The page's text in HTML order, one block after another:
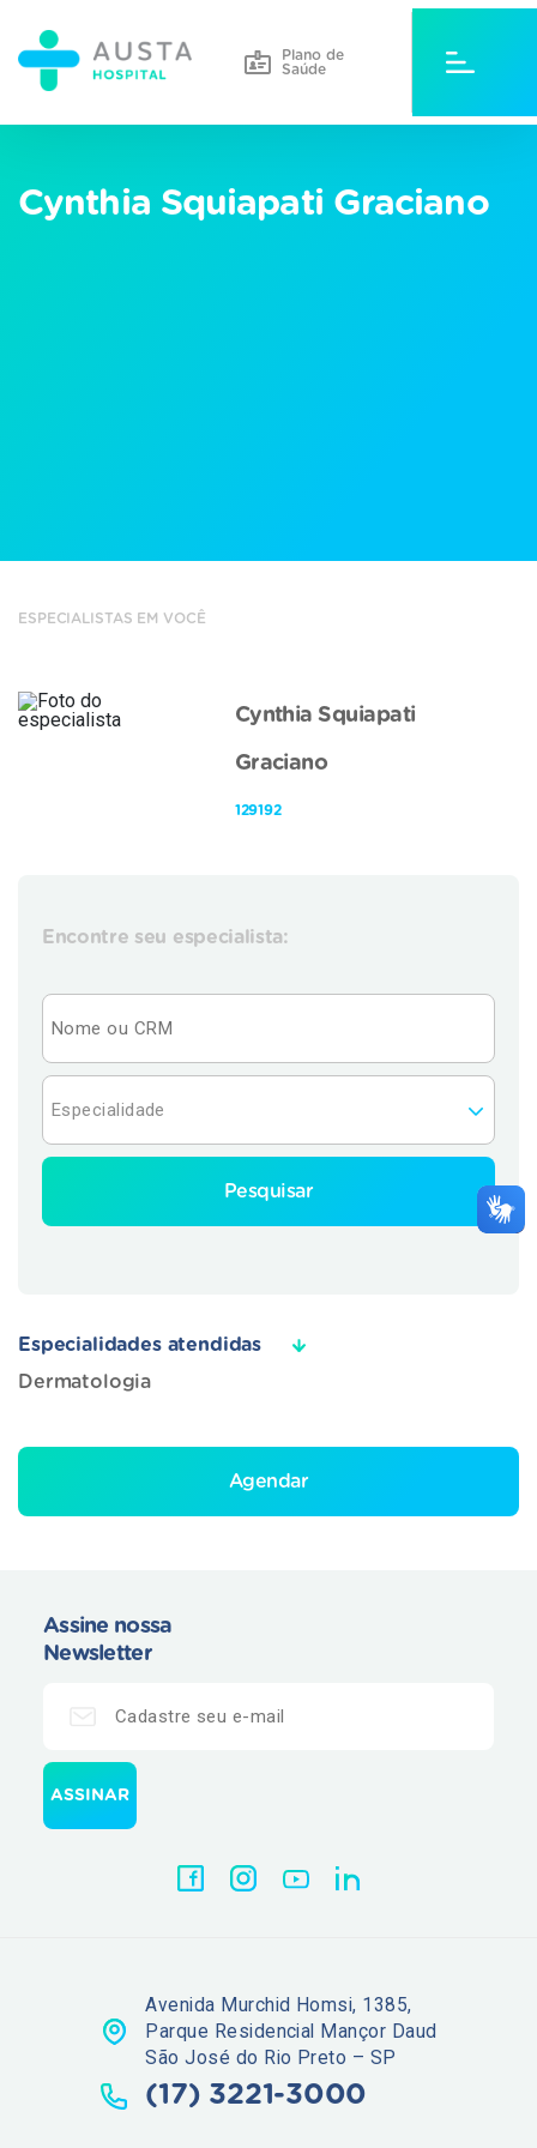
Plano de
Saúde
Cynthia Squiapati Graciano
ESPECIALISTAS EM VOCÊ
Cynthia Squiapati
Graciano
129192
Encontre seu especialista:
Pesquisar
Especialidades atendidas
Dermatologia
Agendar
Assine nossa
Newsletter
Avenida Murchid Homsi, 1385,
Parque Residencial Mançor Daud
São José do Rio Preto – SP
(17) 3221-3000